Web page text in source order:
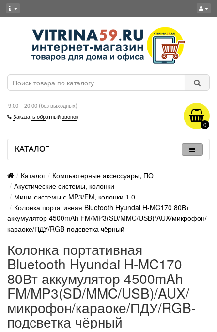
9:00 – 20:00 (без выходных)
Заказать обратный звонок
0
КАТАЛОГ
Каталог
Компьютерные аксессуары, ПО
Акустические системы, колонки
Мини-системы с MP3/FM, колонки 1.0
Колонка портативная Bluetooth Hyundai H-MC170 80Вт
аккумулятор 4500mAh FM/MP3(SD/MMC/USB)/AUX/микрофон/
караоке/ПДУ/RGB-подсветка чёрный
Колонка портативная
Bluetooth Hyundai H-MC170
80Вт аккумулятор 4500mAh
FM/MP3(SD/MMC/USB)/AUX/
микрофон/караоке/ПДУ/RGB-
подсветка чёрный